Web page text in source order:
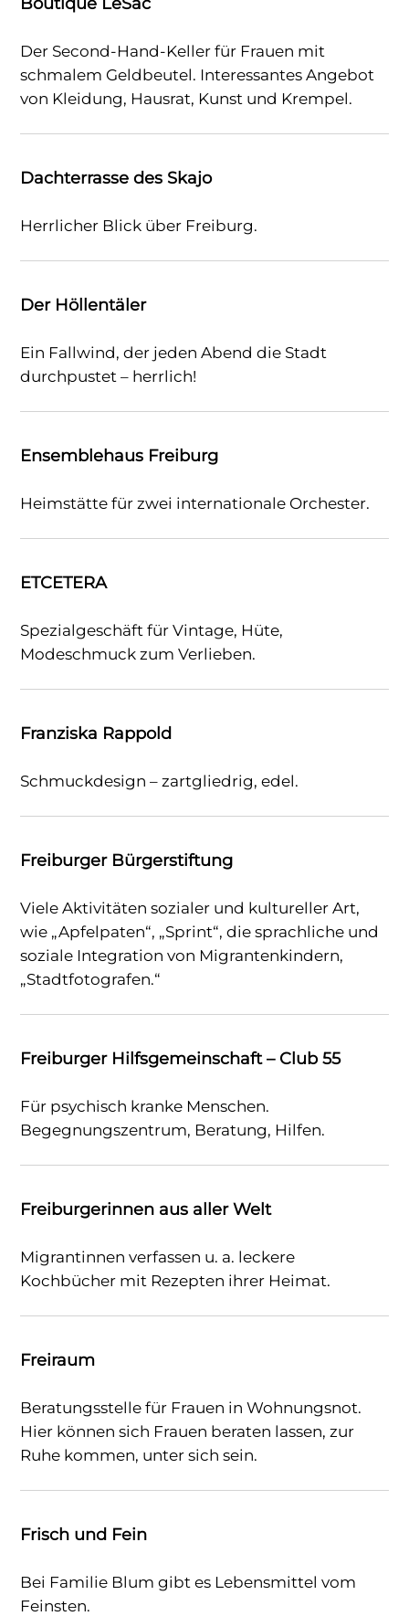
Der Second-Hand-Keller für Frauen mit
schmalem Geldbeutel. Interessantes Angebot
von Kleidung, Hausrat, Kunst und Krempel.
Dachterrasse des Skajo
Herrlicher Blick über Freiburg.
Der Höllentäler
Ein Fallwind, der jeden Abend die Stadt
durchpustet – herrlich!
Ensemblehaus Freiburg
Heimstätte für zwei internationale Orchester.
ETCETERA
Spezialgeschäft für Vintage, Hüte,
Modeschmuck zum Verlieben.
Franziska Rappold
Schmuckdesign – zartgliedrig, edel.
Freiburger Bürgerstiftung
Viele Aktivitäten sozialer und kultureller Art,
wie „Apfelpaten“, „Sprint“, die sprachliche und
soziale Integration von Migrantenkindern,
„Stadtfotografen.“
Freiburger Hilfsgemeinschaft – Club 55
Für psychisch kranke Menschen.
Begegnungszentrum, Beratung, Hilfen.
Freiburgerinnen aus aller Welt
Migrantinnen verfassen u. a. leckere
Kochbücher mit Rezepten ihrer Heimat.
Freiraum
Beratungsstelle für Frauen in Wohnungsnot.
Hier können sich Frauen beraten lassen, zur
Ruhe kommen, unter sich sein.
Frisch und Fein
Bei Familie Blum gibt es Lebensmittel vom
Feinsten.